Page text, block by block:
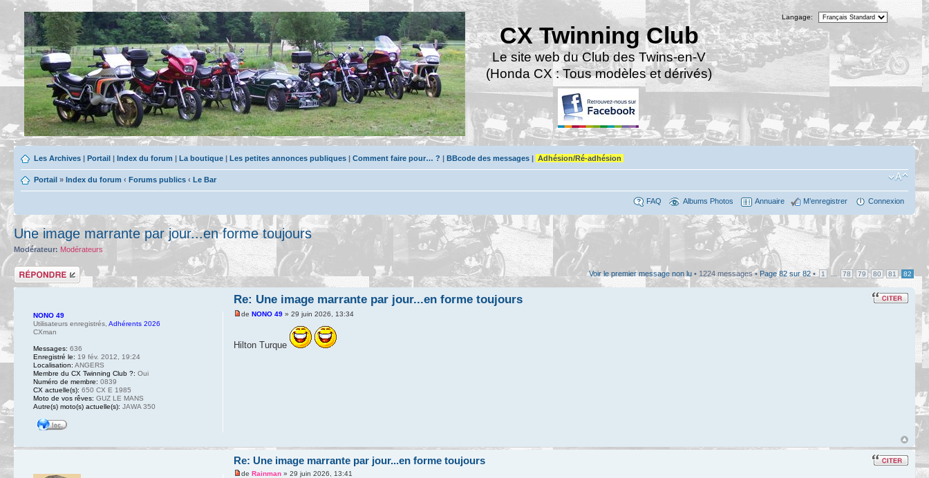
CX Twinning Club
Le site web du Club des Twins-en-V
(Honda CX : Tous modèles et dérivés)
Langage:
Les Archives | Portail | Index du forum | La boutique | Les petites annonces publiques | Comment faire pour… ? | BBcode des messages | Adhésion/Ré-adhésion
Portail » Index du forum ‹ Forums publics ‹ Le Bar
FAQ Albums Photos Annuaire M’enregistrer Connexion
Une image marrante par jour...en forme toujours
Modérateur: Modérateurs
Répondre Voir le premier message non lu • 1224 messages • Page82 sur 82 • 1 78 79 80 81 82
Re: Une image marrante par jour...en forme toujours
deNONO 49 » 29 juin 2026, 13:34
Hilton Turque
NONO 49
Utilisateurs enregistrés Adhérents 2026
CXman
Messages: 636
Enregistré le: 19 fév. 2012, 19:24
Localisation: ANGERS
Membre du CX Twinning Club ?: Oui
Numéro de membre: 0839
CX actuelle(s): 650 CX E 1985
Moto de vos rêves: GUZ LE MANS
Autre(s) moto(s) actuelle(s): JAWA 350
Re: Une image marrante par jour...en forme toujours
deRainman » 29 juin 2026, 13:41